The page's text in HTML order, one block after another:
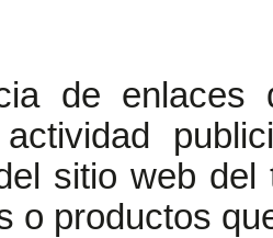
de
sitio web
o productos